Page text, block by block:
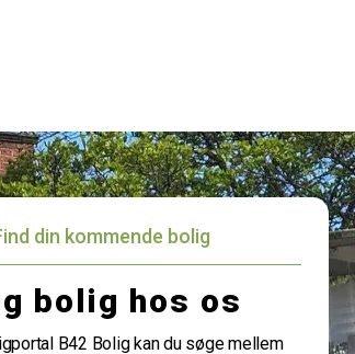
din kommende bolig
bolig hos os
B42 Bolig kan du søge mellem